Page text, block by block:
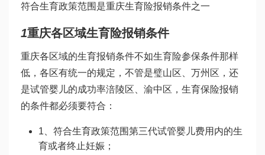
符合生育政策范围是重庆生育险报销条件之一
1重庆各区域生育险报销条件
重庆各区域的生育报销条件不如生育险参保条件那样
低，各区有统一的规定，不管是璧山区、万州区，还
是试管婴儿的成功率涪陵区、渝中区，生育保险报销
的条件都必须要符合：
1、符合生育政策范围 第三代试管婴儿费用 内的生
育或者终止妊娠；